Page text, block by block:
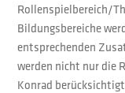
Rollenspielbereich/
Bildungsbereiche
entsprechenden
werden nicht nur die
Konrad